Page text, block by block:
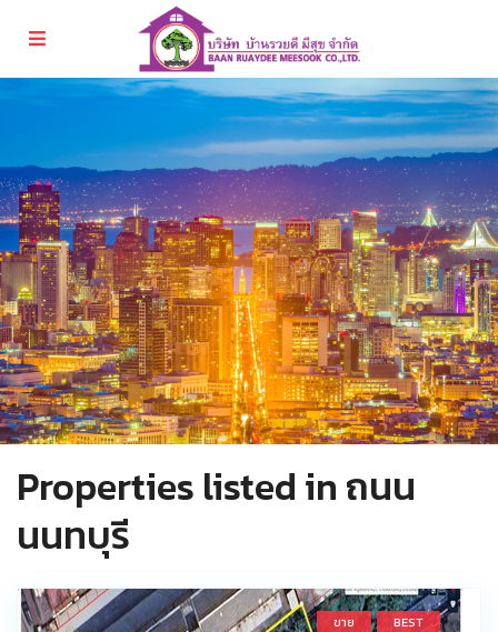
Properties listed in ถนน
นนทบุรี
ขาย BEST